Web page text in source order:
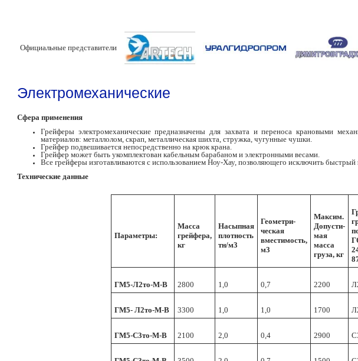
Официальные представители
Электромеханические
Сфера применения
Грейферы электромеханические предназначены для захвата и переноса крановыми
материалов: металлолом, скрап, металлическая шихта, стружка, чугунные чушки.
Грейфер подвешивается непосредственно на крюк крана.
Грейфер может быть укомплектован кабельным барабаном и электронными весами.
Все грейферы изготавливаются с использованием Ноу-Хау, позволяющего исключить быстрый
Технические данные
Параметры:
Масса
грейфера,
кг
Насыпная
плотность
тн/м3
Геометри-
ческая
вместимость,
м3
Максим.
Допусти-
мая
масса
груза, кг
ГМ5-Л2тo-M-В 2800 1,0 0,7 2200
ГМ5- Л2тo-M-В 3300 1,0 1,0 1700
ГМ5-С3тo-M-В 2100 2,0 0,4 2900